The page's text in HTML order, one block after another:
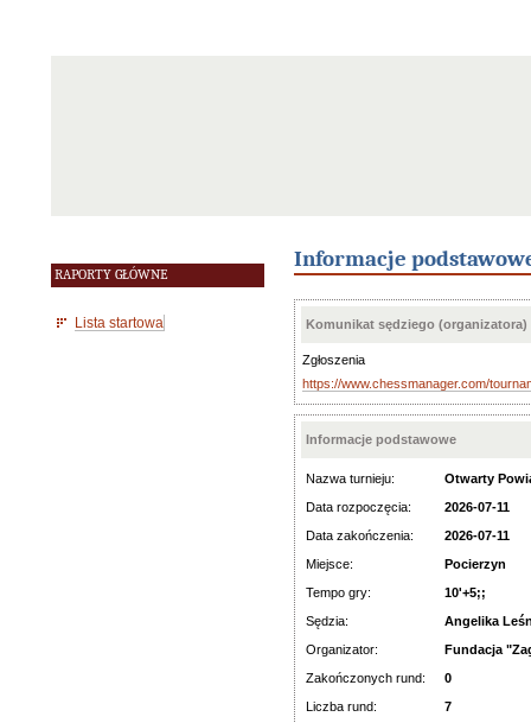
RAPORTY GŁÓWNE
Lista startowa
Informacje
Komunikat sędziego (organizatora)
Zgłoszenia
https://www.chessmanager.com/
Informacje podstawowe
Nazwa turnieju:
Otwarty
Data rozpoczęcia:
2026-07-11
Data zakończenia:
2026-07-11
Miejsce:
Pocierzyn
Tempo gry:
10'+5;;
Sędzia:
Angelika
Organizator:
Fundacja
Zakończonych rund:
0
Liczba rund:
7